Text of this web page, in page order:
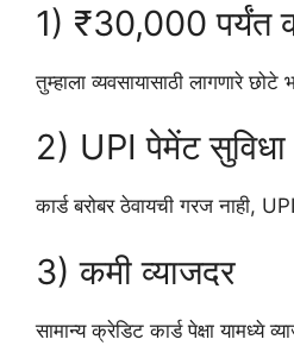
1) ₹30,000 पर्यंत
तुम्हाला व्यवसायासाठी लागणारे
2) UPI पेमेंट सुविधा
कार्ड बरोबर ठेवायची गरज नाही,
3) कमी व्याजदर
सामान्य क्रेडिट कार्ड पेक्षा यामध्ये